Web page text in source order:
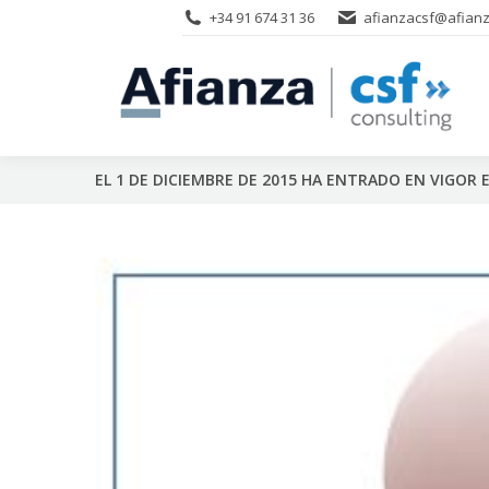
+34 91 674 31 36
EL 1 DE DICIEMBRE DE 2015 HA ENTRADO EN VIGOR